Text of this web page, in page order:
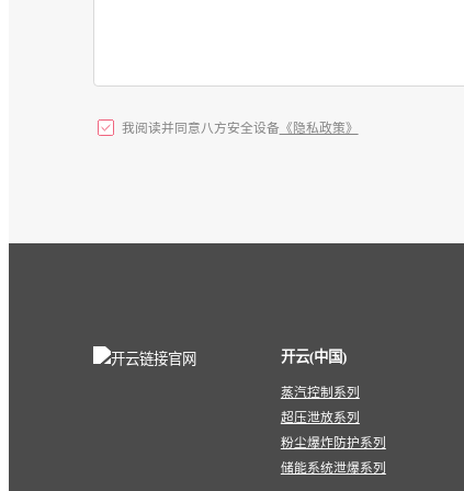
我阅读并同意八方安全设备 《隐私政策》
开云(中国)
蒸汽控制系列
超压泄放系列
粉尘爆炸防护系列
储能系统泄爆系列